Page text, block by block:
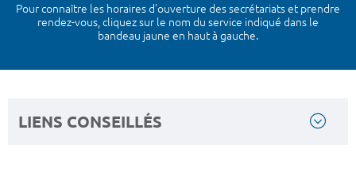
Pour connaître les horaires d’ouverture des secrétariats et prendre
rendez-vous, cliquez sur le nom du service indiqué dans le
bandeau jaune en haut à gauche.
LIENS CONSEILLÉS